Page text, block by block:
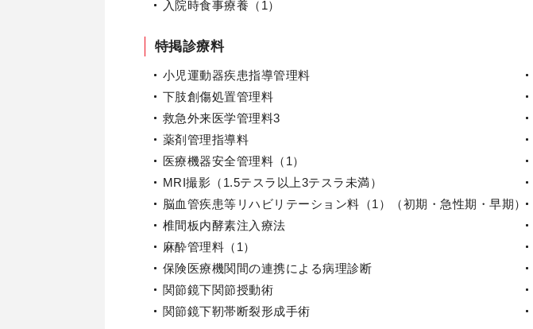
入院時食事療養（1）
特掲診療料
小児運動器疾患指導管理料
下肢創傷処置管理料
救急外来医学管理料3
薬剤管理指導料
医療機器安全管理料（1）
MRI撮影（1.5テスラ以上3テスラ未満）
脳血管疾患等リハビリテーション料（1）（初期・急性期・早期）
椎間板内酵素注入療法
麻酔管理料（1）
保険医療機関間の連携による病理診断
関節鏡下関節授動術
関節鏡下靭帯断裂形成手術